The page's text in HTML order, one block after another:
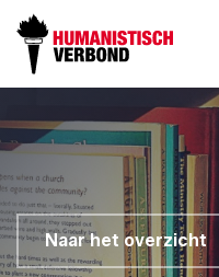
Naar het overzicht